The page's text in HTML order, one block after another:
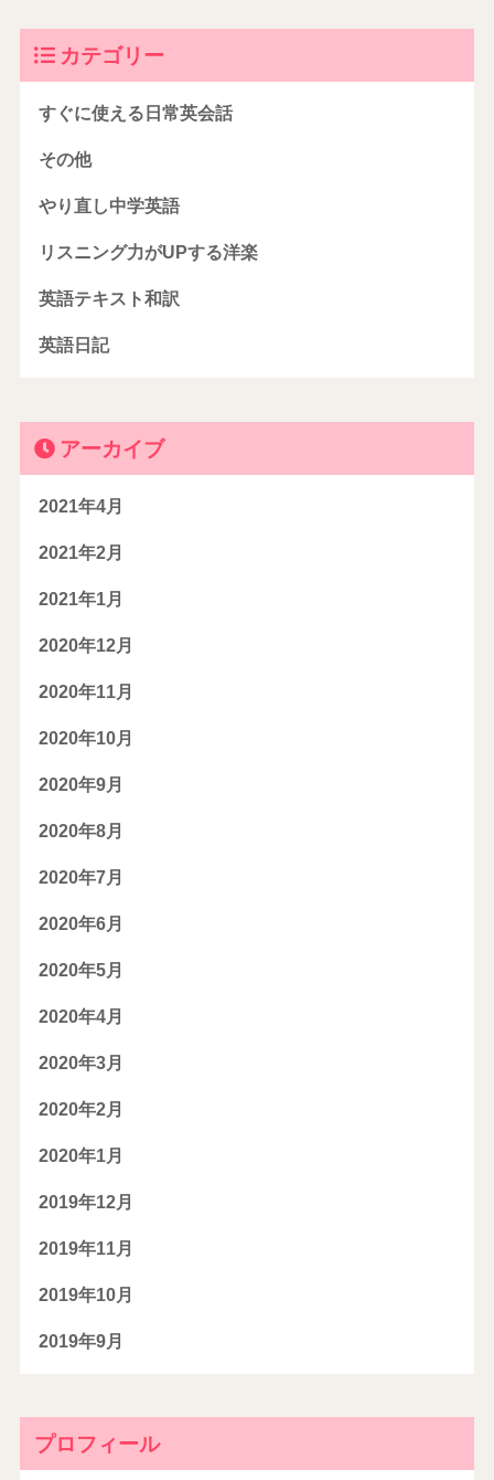
カテゴリー
すぐに使える日常英会話
その他
やり直し中学英語
リスニング力がUPする洋楽
英語テキスト和訳
英語日記
アーカイブ
2021年4月
2021年2月
2021年1月
2020年12月
2020年11月
2020年10月
2020年9月
2020年8月
2020年7月
2020年6月
2020年5月
2020年4月
2020年3月
2020年2月
2020年1月
2019年12月
2019年11月
2019年10月
2019年9月
プロフィール